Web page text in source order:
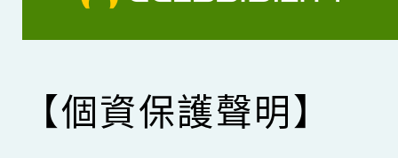
【個資保護聲明】